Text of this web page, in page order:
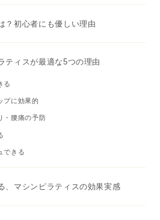
？初心者にも優しい理由
ティスが最適な5つの理由
る
プに効果的
・腰痛の予防
できる
、マシンピラティスの効果実感